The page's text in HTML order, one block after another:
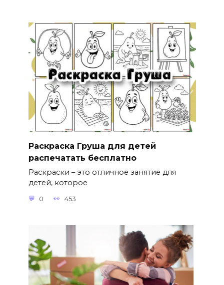
Раскраска Груша для детей
распечатать бесплатно
Раскраски – это отличное занятие для
детей, которое
0 453